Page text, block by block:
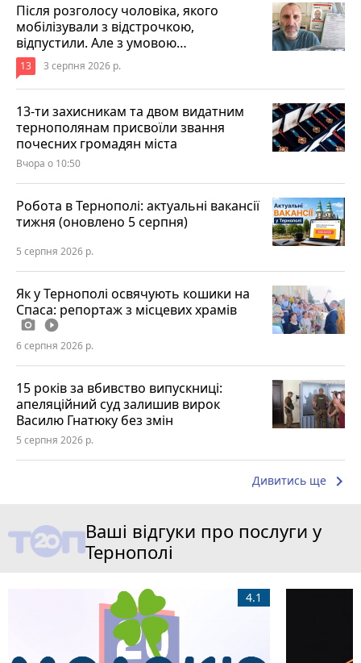
Після розголосу чоловіка, якого
мобілізували з відстрочкою,
відпустили. Але з умовою…
13 3 серпня 2026 р.
13-ти захисникам та двом видатним
тернополянам присвоїли звання
почесних громадян міста
Вчора о 10:50
Робота в Тернополі: актуальні вакансії
тижня (оновлено 5 серпня)
5 серпня 2026 р.
Як у Тернополі освячують кошики на
Спаса: репортаж з місцевих храмів
photo_camera play_circle_filled
6 серпня 2026 р.
15 років за вбивство випускниці:
апеляційний суд залишив вирок
Василю Гнатюку без змін
5 серпня 2026 р.
Дивитись ще keyboard_arrow_right
Ваші відгуки про послуги у
Тернополі
4.1